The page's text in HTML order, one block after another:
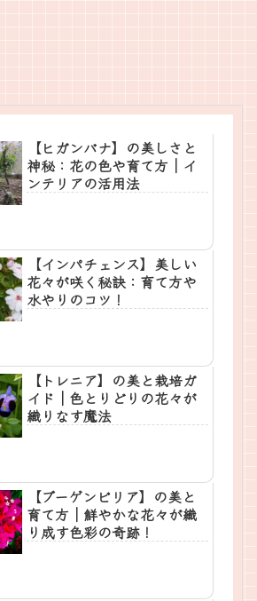
【ヒガンバナ】の美しさと
神秘：花の色や育て方｜イ
ンテリアの活用法
【インパチェンス】美しい
花々が咲く秘訣：育て方や
水やりのコツ！
【トレニア】の美と栽培ガ
イド｜色とりどりの花々が
織りなす魔法
【ブーゲンビリア】の美と
育て方｜鮮やかな花々が織
り成す色彩の奇跡！